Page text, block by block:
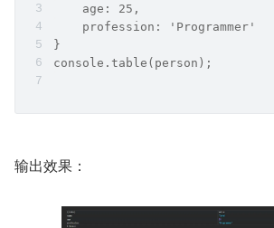
    age: 25,
    profession: 'Programmer'
}
console.table(person);
输出效果：